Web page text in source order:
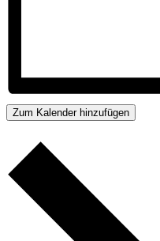
Zum Kalender hinzufügen